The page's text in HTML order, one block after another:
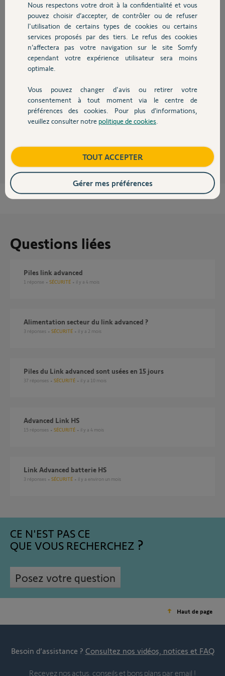
Chauffage
Autres produits
Devis avec un pro
Contact
Participer au fil de discussion
Réponses
Bonjour Olivier
Si votre Link consomme les piles rapidement c'est qu'il y a problème
d'alimentation électrique.
Le transfo du Link est il branché sur une multiprises ?
Questions liées
Piles link advanced
1 réponse SÉCURITÉ il y a 4 mois
Alimentation secteur du link advanced ?
3 réponses SÉCURITÉ il y a 2 mois
Piles du Link advanced sont usées en 15 jours
37 réponses SÉCURITÉ il y a 10 mois
Advanced Link HS
15 réponses SÉCURITÉ il y a 4 mois
Link Advanced batterie HS
3 réponses SÉCURITÉ il y a environ un mois
CE N'EST PAS CE
QUE VOUS RECHERCHEZ
Posez votre question
Haut de page
Besoin d’assistance ? Consultez nos vidéos, notices et FAQ
Recevez nos actus, conseils et bons plans par email !
Nous respectons votre droit à la confidentialité et vous
pouvez choisir d’accepter, de contrôler ou de refuser
l'utilisation de certains types de cookies ou certains
services proposés par des tiers. Le refus des cookies
n’affectera pas votre navigation sur le site Somfy
cependant votre expérience utilisateur sera moins
optimale.
Vous pouvez changer d'avis ou retirer votre
consentement à tout moment via le centre de
préférences des cookies. Pour plus d’informations,
veuillez consulter notre politique de cookies
TOUT ACCEPTER
Gérer mes préférences